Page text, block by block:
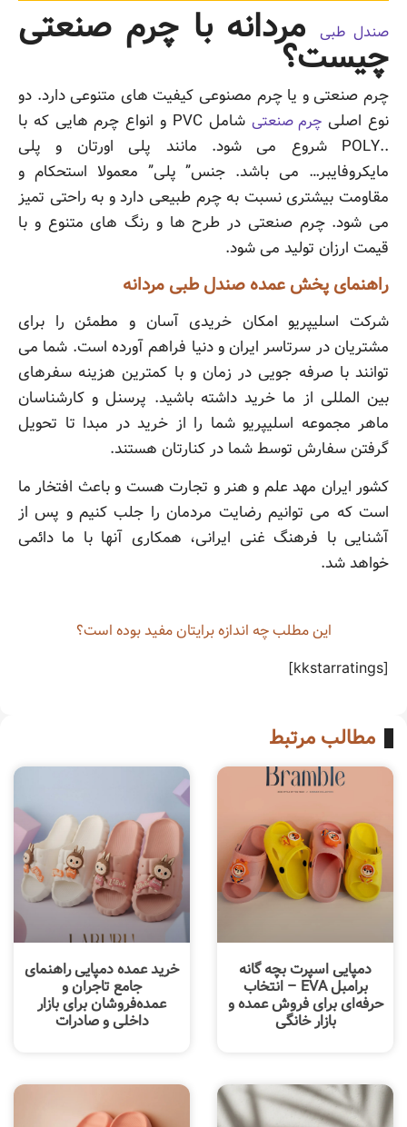
صندل طبی مردانه با چرم صنعتی
چیست؟
چرم صنعتی و یا چرم مصنوعی کیفیت های متنوعی دارد. دو
نوع اصلی چرم صنعتی
شامل PVC و انواع چرم هایی که با
..POLY شروع می شود. مانند پلی اورتان و پلی
مایکروفایبر… می باشد. جنس” پلی” معمولا استحکام و
مقاومت بیشتری نسبت به چرم طبیعی دارد و به راحتی تمیز
می شود. چرم صنعتی در طرح ها و رنگ های متنوع و با
قیمت ارزان تولید می شود.
راهنمای پخش عمده صندل طبی مردانه
شرکت اسلیپریو امکان خریدی آسان و مطمئن را برای
مشتریان در سرتاسر ایران و دنیا فراهم آورده است. شما می
توانند با صرفه جویی در زمان و با کمترین هزینه سفرهای
بین المللی از ما خرید داشته باشید. پرسنل و کارشناسان
ماهر مجموعه اسلیپریو شما را از خرید در مبدا تا تحویل
گرفتن سفارش توسط شما در کنارتان هستند.
کشور ایران مهد علم و هنر و تجارت هست و باعث افتخار ما
است که می توانیم رضایت مردمان را جلب کنیم و پس از
آشنایی با فرهنگ غنی ایرانی، همکاری آنها با ما دائمی
خواهد شد.
این مطلب چه‌ اندازه برایتان مفید بوده است؟
[kkstarratings]
مطالب مرتبط
دمپایی اسپرت بچه گانه
برامبل EVA – انتخاب
حرفه‌ای برای فروش عمده و
بازار خانگی
خرید عمده دمپایی راهنمای
جامع تاجران و
عمده‌فروشان برای بازار
داخلی و صادرات